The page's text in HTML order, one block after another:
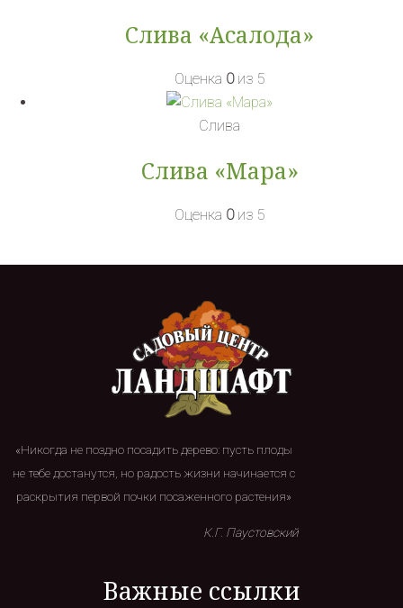
Слива «Асалода»
Оценка 0из 5
Слива
Слива «Мара»
Оценка 0из 5
«Никогда не поздно посадить дерево: пусть плоды
не тебе достанутся, но радость жизни начинается с
раскрытия первой почки посаженного растения»
К.Г. Паустовский
Важные ссылки